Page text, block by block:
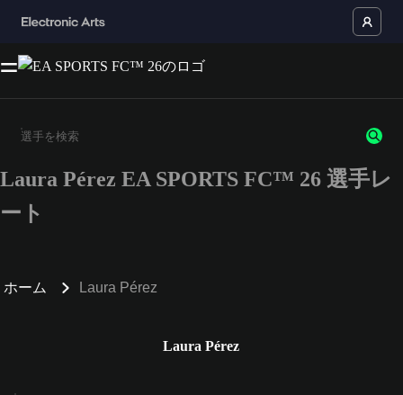
3文字以上の文字または数字を入力してください。
Laura Pérez EA SPORTS FC™ 26 選手レ
ート
ホーム Laura Pérez
Laura Pérez